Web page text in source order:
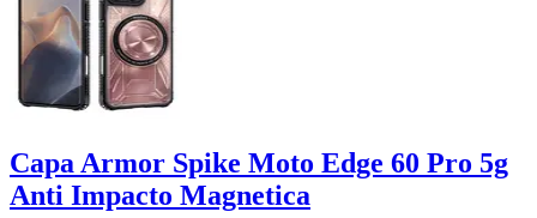
Capa Armor Spike Moto Edge 60 Pro 5g
Anti Impacto Magnetica